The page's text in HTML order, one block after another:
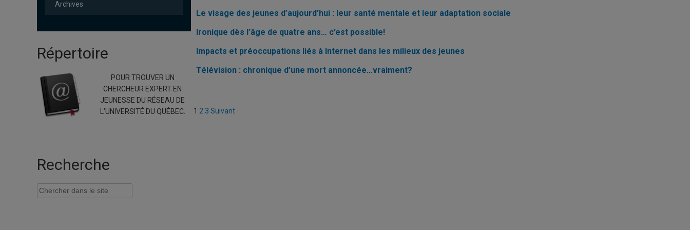
Archives
Répertoire
POUR TROUVER UN
CHERCHEUR EXPERT EN
JEUNESSE DU RÉSEAU DE
L’UNIVERSITÉ DU QUÉBEC.
Recherche
Le visage des jeunes d’aujourd’hui : leur santé mentale et leur adaptation sociale
Ironique dès l’âge de quatre ans… c’est possible!
Impacts et préoccupations liés à Internet dans les milieux des jeunes
Télévision : chronique d’une mort annoncée…vraiment?
Pagination
1 2 3 Suivant